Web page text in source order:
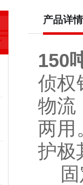
产品详情
150
侦权
物流
两用
护极